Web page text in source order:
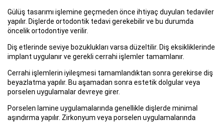
Gülüş tasarımı işlemine geçmeden önce ihtiyaç duyulan tedaviler
yapılır. Dişlerde ortodontik tedavi gerekebilir ve bu durumda
öncelik ortodontiye verilir.
Diş etlerinde seviye bozuklukları varsa düzeltilir. Diş eksikliklerinde
implant uygulanır ve gerekli cerrahi işlemler tamamlanır.
Cerrahi işlemlerin iyileşmesi tamamlandıktan sonra gerekirse diş
beyazlatma yapılır. Bu aşamadan sonra estetik dolgular veya
porselen uygulamalar devreye girer.
Porselen lamine uygulamalarında genellikle dişlerde minimal
aşındırma yapılır. Zirkonyum veya porselen uygulamalarında